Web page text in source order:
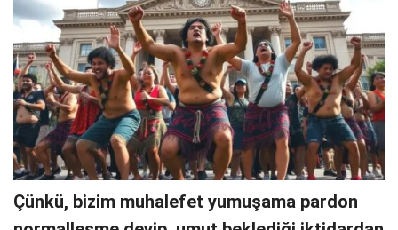
Çünkü, bizim muhalefet yumuşama pardon